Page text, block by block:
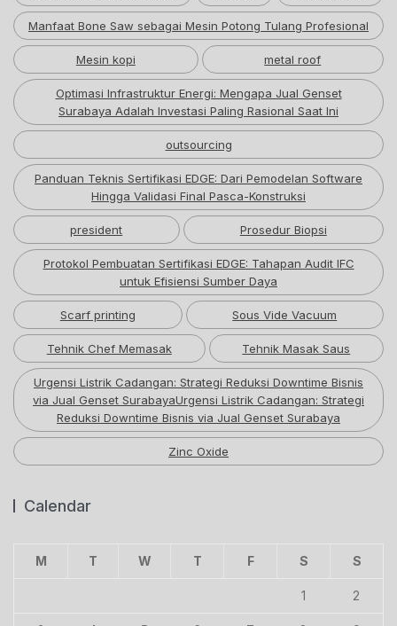
Manfaat Bone Saw sebagai Mesin Potong Tulang Profesional
Mesin kopi metal roof
Optimasi Infrastruktur Energi: Mengapa Jual Genset
Surabaya Adalah Investasi Paling Rasional Saat Ini
outsourcing
Panduan Teknis Sertifikasi EDGE: Dari Pemodelan Software
Hingga Validasi Final Pasca-Konstruksi
president Prosedur Biopsi
Protokol Pembuatan Sertifikasi EDGE: Tahapan Audit IFC
untuk Efisiensi Sumber Daya
Scarf printing Sous Vide Vacuum
Tehnik Chef Memasak Tehnik Masak Saus
Urgensi Listrik Cadangan: Strategi Reduksi Downtime Bisnis
via Jual Genset SurabayaUrgensi Listrik Cadangan: Strategi
Reduksi Downtime Bisnis via Jual Genset Surabaya
Zinc Oxide
Calendar
M T W T F S S
1 2